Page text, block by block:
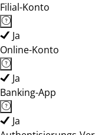
Filial-Konto
Ja
Online-Konto
Ja
Banking-App
Ja